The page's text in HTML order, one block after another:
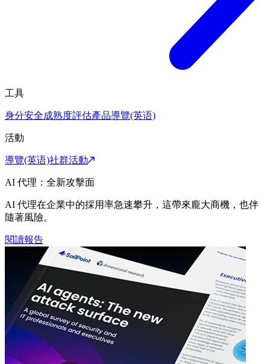
工具
身分安全成熟度評估產品導覽(英语)
活動
導覽(英语)社群活動
AI 代理：全新攻擊面
AI 代理在企業中的採用率急速攀升，這帶來龐大商機，也伴
隨著風險。
閱讀報告